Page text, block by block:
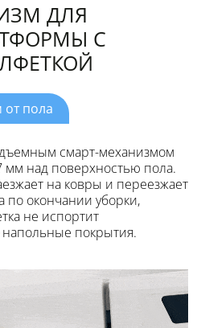
ДЛЯ
С
пола
смарт-механизмом
мм над поверхностью пола.
на ковры и переезжает
по окончании уборки,
не испортит
напольные покрытия.